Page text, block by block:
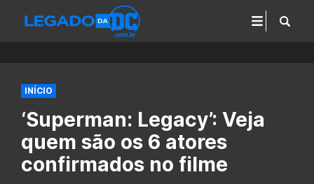
INÍCIO
‘Superman: Legacy’: Veja
quem são os 6 atores
confirmados no filme